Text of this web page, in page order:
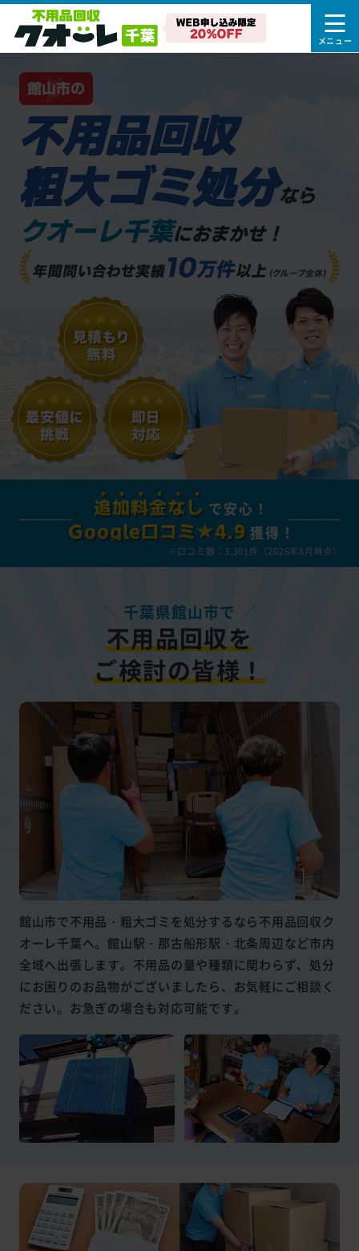
館山市の
不用品回収
粗大ゴミ処分なら
クオーレ千葉におまかせ！
追加料金なし で安心！
Google口コミ★4.9 獲得！
※口コミ数：3,301件（2026年8月時点）
千葉県館山市で
不用品回収を
ご検討の皆様！
館山市で不用品・粗大ゴミを処分するなら不用品回収ク
オーレ千葉へ。館山駅・那古船形駅・北条周辺など市内
全域へ出張します。不用品の量や種類に関わらず、処分
にお困りのお品物がございましたら、お気軽にご相談く
ださい。お急ぎの場合も対応可能です。